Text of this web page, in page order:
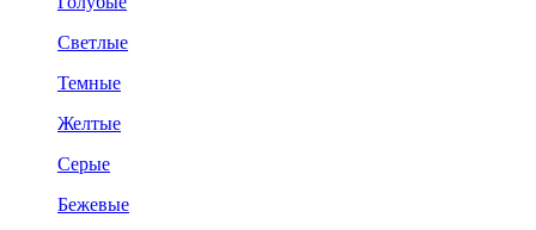
Светлые
Темные
Желтые
Серые
Бежевые